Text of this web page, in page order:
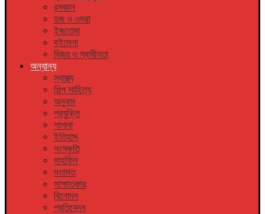
রমজান
হজ ও ওমরা
ইজতেমা
বইমেলা
বিজয় ও স্বাধীনতা
অন্যান্য
স্বাস্থ্য
শিল্প সাহিত্য
অনুবাদ
প্রযুক্তি
শাপলা
ইতিহাস
সংস্কৃতি
মাহফিল
মতামত
সাক্ষাতকার
বিনোদন
প্রতিবেদন